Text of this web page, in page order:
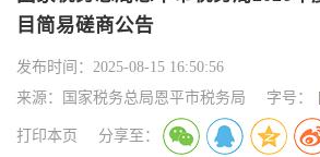
目简易磋商公告
发布时间： 2025-08-15 16:50:56
来源：
国家税务总局恩平市税务局 字号：
打印本页 分享至：